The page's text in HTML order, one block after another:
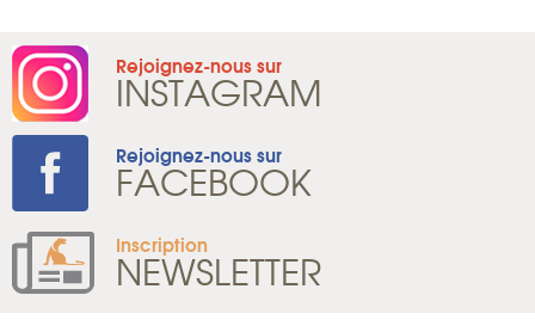
Rejoignez-nous sur
INSTAGRAM
Rejoignez-nous sur
FACEBOOK
Inscription
NEWSLETTER